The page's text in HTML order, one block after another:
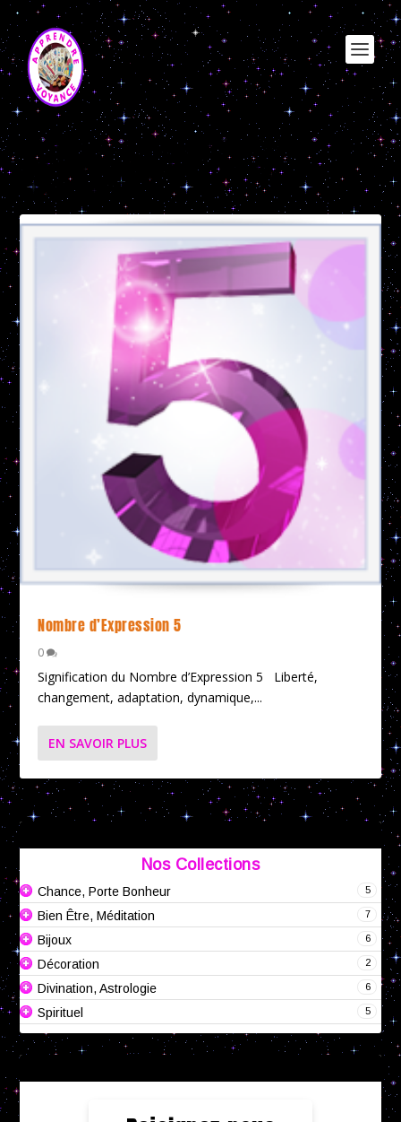
Étiquette :ne laisse personne
indifferent signification de
l’expression
Nombre d’Expression 5
0
Signification du Nombre d’Expression 5 Liberté,
changement, adaptation, dynamique,...
EN SAVOIR PLUS
Nos Collections
5
Chance, Porte Bonheur
7
Bien Être, Méditation
6
Bijoux
2
Décoration
6
Divination, Astrologie
5
Spirituel